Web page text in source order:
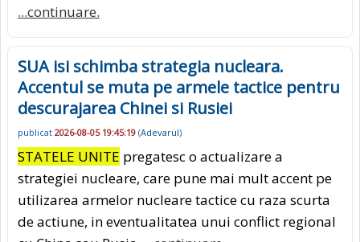
...continuare.
SUA isi schimba strategia nucleara.
Accentul se muta pe armele tactice pentru
descurajarea Chinei si Rusiei
publicat 2026-08-05 19:45:19 (Adevarul)
STATELE UNITE pregatesc o actualizare a
strategiei nucleare, care pune mai mult accent pe
utilizarea armelor nucleare tactice cu raza scurta
de actiune, in eventualitatea unui conflict regional